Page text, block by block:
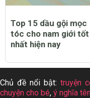
Top 15 dầu gội mọc
tóc cho nam giới tốt
nhất hiện nay
Chủ đề nổi bật:truyện
chuyện cho bé, ý nghĩa